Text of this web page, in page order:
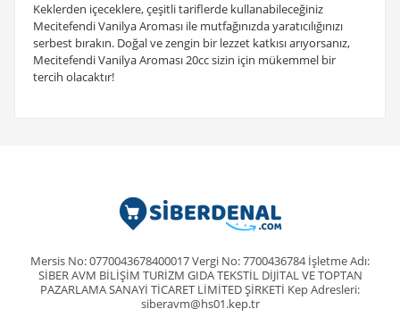
Keklerden içeceklere, çeşitli tariflerde kullanabileceğiniz
Mecitefendi Vanilya Aroması ile mutfağınızda yaratıcılığınızı
serbest bırakın. Doğal ve zengin bir lezzet katkısı arıyorsanız,
Mecitefendi Vanilya Aroması 20cc sizin için mükemmel bir
tercih olacaktır!
Mersis No: 0770043678400017 Vergi No: 7700436784 İşletme Adı:
SİBER AVM BİLİŞİM TURİZM GIDA TEKSTİL DİJİTAL VE TOPTAN
PAZARLAMA SANAYİ TİCARET LİMİTED ŞİRKETİ Kep Adresleri:
siberavm@hs01.kep.tr